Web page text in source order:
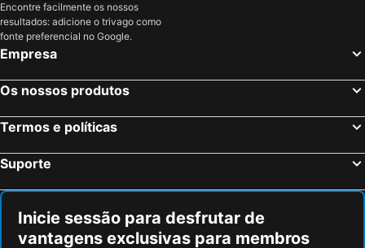
Kelsterbach, Hesse Hotéis
Berlim, Berlim Hotéis
Dusseldorf, Renânia do Norte-Vestfália Hotéis
Stuttgart, Bade-Vurtemberga Hotéis
Nuremberga, Baviera Hotéis
Encontre facilmente os nossos
resultados: adicione o trivago como
fonte preferencial no Google.
Empresa
Os nossos produtos
Termos e políticas
Suporte
Inicie sessão para desfrutar de
vantagens exclusivas para membros